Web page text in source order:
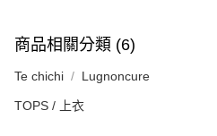
商品相關分類 (6)
Te chichi Lugnoncure
TOPS / 上衣